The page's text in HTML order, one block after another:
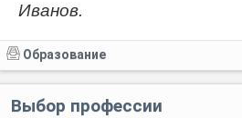
Иванов.
Образование
Выбор профессии